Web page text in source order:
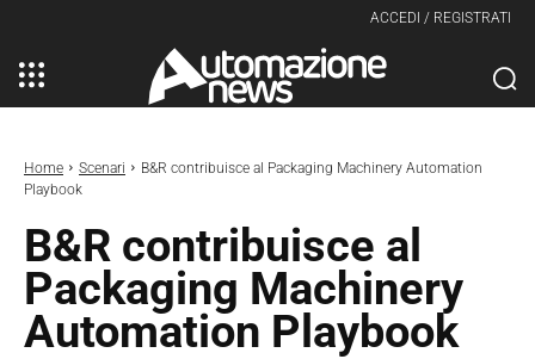
ACCEDI / REGISTRATI
Home Scenari
B&R contribuisce al Packaging Machinery Automation
Playbook
B&R contribuisce al
Packaging Machinery
Automation Playbook